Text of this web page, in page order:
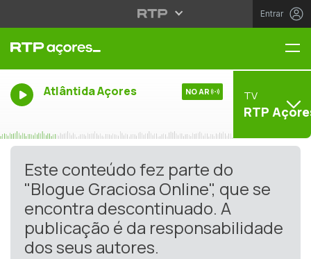
Entrar
Atlântida Açores NO AR TV
RTP
Este conteúdo fez parte do
"Blogue Graciosa Online", que se
encontra descontinuado. A
publicação é da responsabilidade
dos seus autores.